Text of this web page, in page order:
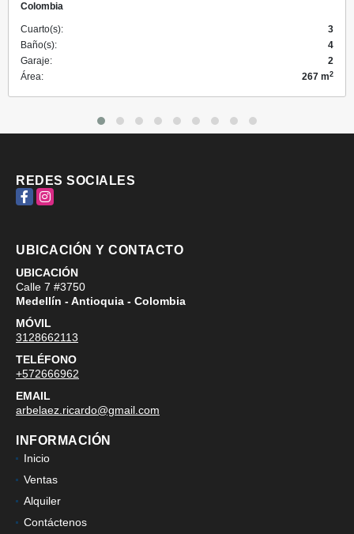
Colombia
Cuarto(s):
3
Baño(s):
4
Garaje:
2
Área:
267 m2
REDES SOCIALES
FacebookInstagram
UBICACIÓN Y CONTACTO
UBICACIÓN
Calle 7 #3750
Medellín - Antioquia - Colombia
MÓVIL
3128662113
TELÉFONO
+572666962
EMAIL
arbelaez.ricardo@gmail.com
INFORMACIÓN
Inicio
Ventas
Alquiler
Contáctenos